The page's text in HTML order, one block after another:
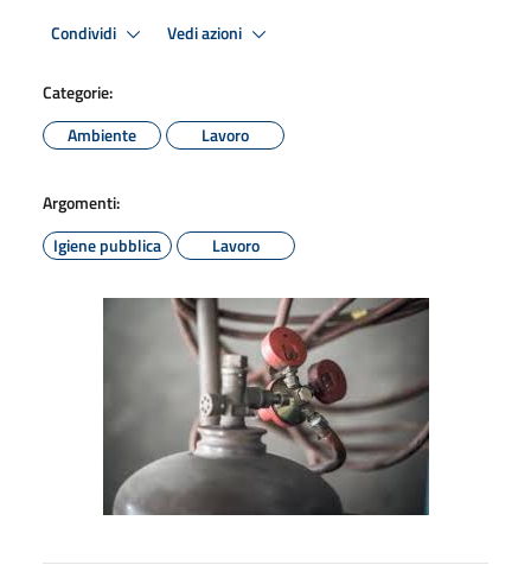
Condividi Vedi azioni
Categorie:
Ambiente
Lavoro
Argomenti:
Igiene pubblica
Lavoro